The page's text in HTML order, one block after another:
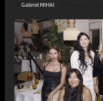
Gabriel MIHAI